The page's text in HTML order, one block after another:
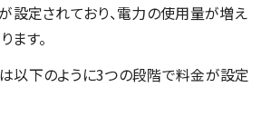
設定されており、電力の使用量が増え
ます。
以下のように3つの段階で料金が設定